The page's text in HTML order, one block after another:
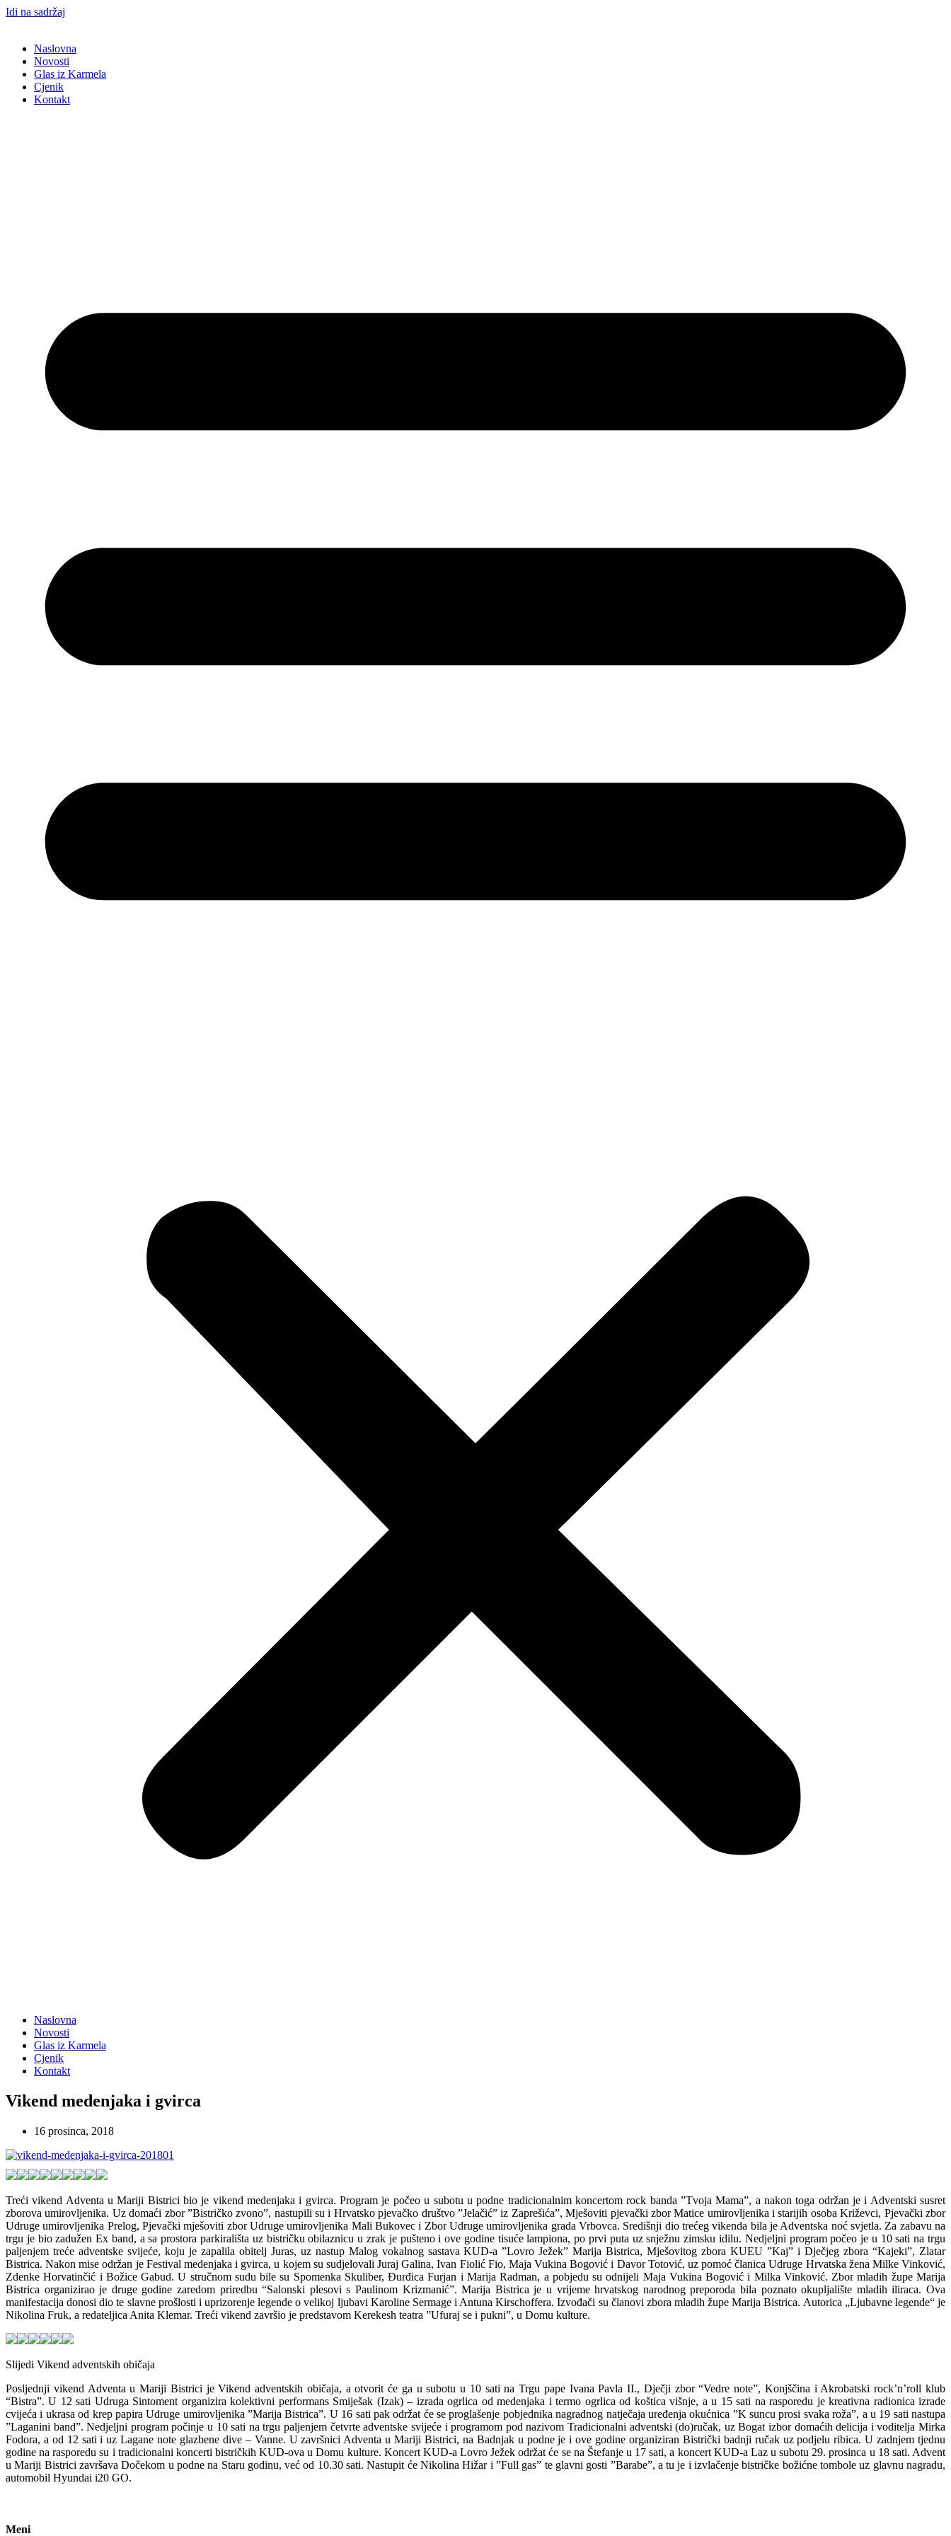
Idi na sadržaj
Naslovna
Novosti
Glas iz Karmela
Cjenik
Kontakt
Naslovna
Novosti
Glas iz Karmela
Cjenik
Kontakt
Vikend medenjaka i gvirca
16 prosinca, 2018
Treći vikend Adventa u Mariji Bistrici bio je vikend medenjaka i gvirca. Program je počeo u subotu u podne tradicionalnim koncertom rock banda ”Tvoja Mama”, a nakon toga održan je i Adventski susret
zborova umirovljenika. Uz domaći zbor ”Bistričko zvono”, nastupili su i Hrvatsko pjevačko društvo ”Jelačić” iz Zaprešića”, Mješoviti pjevački zbor Matice umirovljenika i starijih osoba Križevci, Pjevački zbor
Udruge umirovljenika Prelog, Pjevački mješoviti zbor Udruge umirovljenika Mali Bukovec i Zbor Udruge umirovljenika grada Vrbovca. Središnji dio trećeg vikenda bila je Adventska noć svjetla. Za zabavu na
trgu je bio zadužen Ex band, a sa prostora parkirališta uz bistričku obilaznicu u zrak je pušteno i ove godine tisuće lampiona, po prvi puta uz snježnu zimsku idilu. Nedjeljni program počeo je u 10 sati na trgu
paljenjem treće adventske svijeće, koju je zapalila obitelj Juras, uz nastup Malog vokalnog sastava KUD-a ”Lovro Ježek” Marija Bistrica, Mješovitog zbora KUEU ”Kaj” i Dječjeg zbora “Kajeki”, Zlatar
Bistrica. Nakon mise održan je Festival medenjaka i gvirca, u kojem su sudjelovali Juraj Galina, Ivan Fiolić Fio, Maja Vukina Bogović i Davor Totović, uz pomoć članica Udruge Hrvatska žena Milke Vinković,
Zdenke Horvatinčić i Božice Gabud. U stručnom sudu bile su Spomenka Skuliber, Đurđica Furjan i Marija Radman, a pobjedu su odnijeli Maja Vukina Bogović i Milka Vinković. Zbor mladih župe Marija
Bistrica organizirao je druge godine zaredom priredbu “Salonski plesovi s Paulinom Krizmanić”. Marija Bistrica je u vrijeme hrvatskog narodnog preporoda bila poznato okupljalište mladih iliraca. Ova
manifestacija donosi dio te slavne prošlosti i uprizorenje legende o velikoj ljubavi Karoline Sermage i Antuna Kirschoffera. Izvođači su članovi zbora mladih župe Marija Bistrica. Autorica „Ljubavne legende“ je
Nikolina Fruk, a redateljica Anita Klemar. Treći vikend završio je predstavom Kerekesh teatra ”Ufuraj se i pukni”, u Domu kulture.
Slijedi Vikend adventskih običaja
Posljednji vikend Adventa u Mariji Bistrici je Vikend adventskih običaja, a otvorit će ga u subotu u 10 sati na Trgu pape Ivana Pavla II., Dječji zbor “Vedre note”, Konjščina i Akrobatski rock’n’roll klub
“Bistra”. U 12 sati Udruga Sintoment organizira kolektivni performans Smiješak (Izak) – izrada ogrlica od medenjaka i termo ogrlica od koštica višnje, a u 15 sati na rasporedu je kreativna radionica izrade
cvijeća i ukrasa od krep papira Udruge umirovljenika ”Marija Bistrica”. U 16 sati pak održat će se proglašenje pobjednika nagradnog natječaja uređenja okućnica ”K suncu prosi svaka roža”, a u 19 sati nastupa
”Laganini band”. Nedjeljni program počinje u 10 sati na trgu paljenjem četvrte adventske svijeće i programom pod nazivom Tradicionalni adventski (do)ručak, uz Bogat izbor domaćih delicija i voditelja Mirka
Fodora, a od 12 sati i uz Lagane note glazbene dive – Vanne. U završnici Adventa u Mariji Bistrici, na Badnjak u podne je i ove godine organiziran Bistrički badnji ručak uz podjelu ribica. U zadnjem tjednu
godine na rasporedu su i tradicionalni koncerti bistričkih KUD-ova u Domu kulture. Koncert KUD-a Lovro Ježek održat će se na Štefanje u 17 sati, a koncert KUD-a Laz u subotu 29. prosinca u 18 sati. Advent
u Mariji Bistrici završava Dočekom u podne na Staru godinu, već od 10.30 sati. Nastupit će Nikolina Hižar i ”Full gas” te glavni gosti ”Barabe”, a tu je i izvlačenje bistričke božićne tombole uz glavnu nagradu,
automobil Hyundai i20 GO.
Meni